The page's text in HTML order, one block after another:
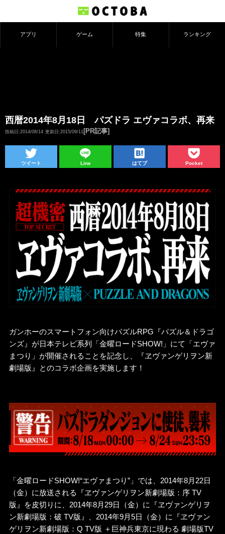
アプリ ゲーム 特集 ランキング
西暦2014年8月18日 パズドラ エヴァコラボ、再来
投稿日:2014/08/14 更新日:2015/09/11 [PR記事]
ツイート Line はてブ Pocket
ガンホーのスマートフォン向けパズルRPG『パズル＆ドラゴ
ンズ』が日本テレビ系列「金曜ロードSHOW!」にて「エヴァ
まつり」が開催されることを記念し、『ヱヴァンゲリヲン新
劇場版』とのコラボ企画を実施します！
「金曜ロードSHOW!“エヴァまつり”」では、2014年8月22日
（金）に放送される『ヱヴァンゲリヲン新劇場版：序 TV
版』を皮切りに、2014年8月29日（金）に『ヱヴァンゲリヲ
ン新劇場版：破 TV版』、2014年9月5日（金）に『ヱヴァン
ゲリヲン新劇場版：Q TV版 ＋巨神兵東京に現わる 劇場版TV